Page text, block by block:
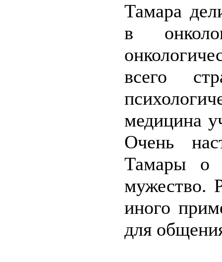
Тамара
в
всего
медицина
Очень
Тамары о
мужество.
иного
для